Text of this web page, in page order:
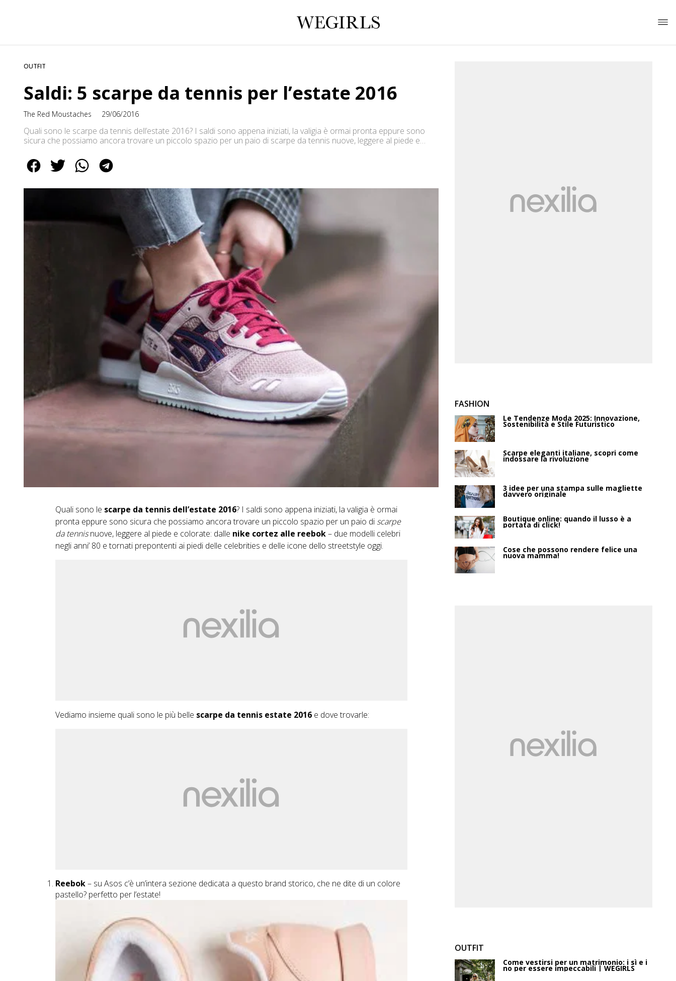
OUTFIT
Saldi: 5 scarpe da tennis per l’estate 2016
The Red Moustaches 29/06/2016
Quali sono le scarpe da tennis dell’estate 2016? I saldi sono appena iniziati, la valigia è ormai pronta eppure sono
sicura che possiamo ancora trovare un piccolo spazio per un paio di scarpe da tennis nuove, leggere al piede e
Quali sono le scarpe da tennis dell’estate 2016? I saldi sono appena iniziati, la valigia è ormai
pronta eppure sono sicura che possiamo ancora trovare un piccolo spazio per un paio di scarpe
da tennisnuove, leggere al piede e colorate: dalle nike cortez alle reebok– due modelli celebri
negli anni’ 80 e tornati prepontenti ai piedi delle celebrities e delle icone dello streetstyle oggi.
Vediamo insieme quali sono le più belle scarpe da tennis estate 2016e dove trovarle:
Reebok– su Asos c’è un’intera sezione dedicata a questo brand storico, che ne dite di un colore
pastello? perfetto per l’estate!
FASHION
Le Tendenze Moda 2025: Innovazione,
Sostenibilità e Stile Futuristico
Scarpe eleganti italiane, scopri come
indossare la rivoluzione
3 idee per una stampa sulle magliette
davvero originale
Boutique online: quando il lusso è a
portata di click!
Cose che possono rendere felice una
nuova mamma!
OUTFIT
Come vestirsi per un matrimonio: i sì e i
no per essere impeccabili | WEGIRLS